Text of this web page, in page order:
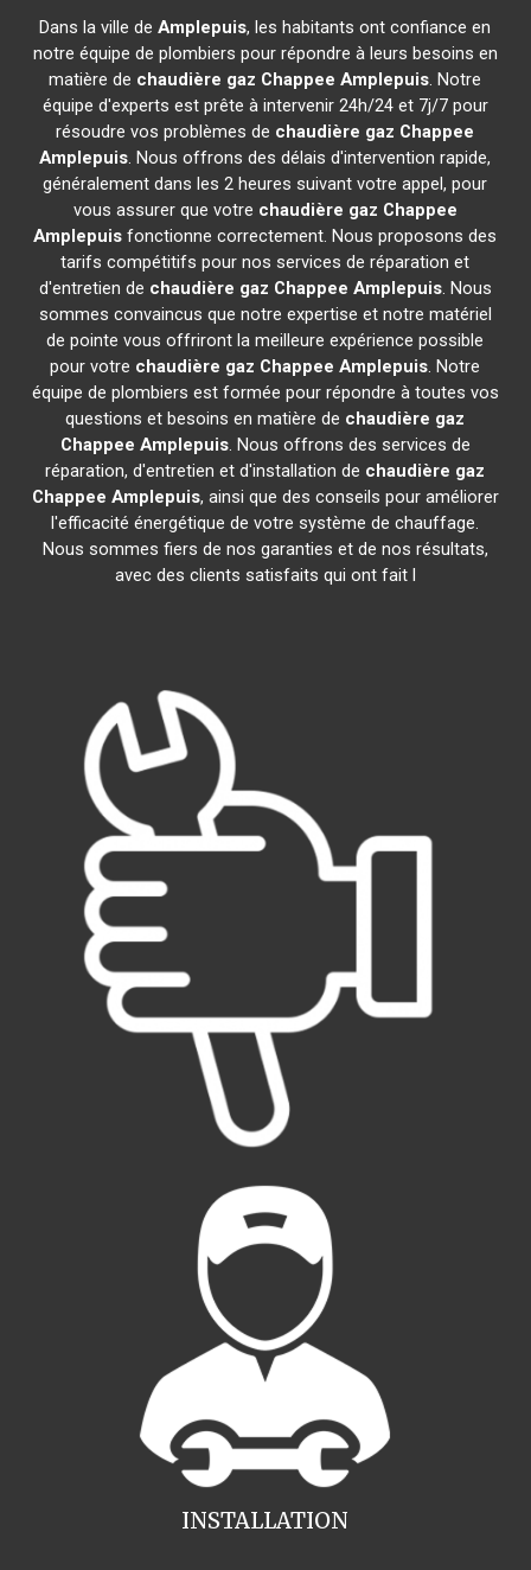
Dans la ville deAmplepuis, les habitants ont confiance en
notre équipe de plombiers pour répondre à leurs besoins en
matière de chaudière gaz Chappee Amplepuis. Notre
équipe d'experts est prête à intervenir 24h/24 et 7j/7 pour
résoudre vos problèmes de chaudière gaz Chappee
Amplepuis. Nous offrons des délais d'intervention rapide,
généralement dans les 2 heures suivant votre appel, pour
vous assurer que votre chaudière gaz Chappee
Amplepuis fonctionne correctement. Nous proposons des
tarifs compétitifs pour nos services de réparation et
d'entretien de chaudière gaz Chappee Amplepuis. Nous
sommes convaincus que notre expertise et notre matériel
de pointe vous offriront la meilleure expérience possible
pour votre chaudière gaz Chappee Amplepuis. Notre
équipe de plombiers est formée pour répondre à toutes vos
questions et besoins en matière de chaudière gaz
Chappee Amplepuis. Nous offrons des services de
réparation, d'entretien et d'installation de chaudière gaz
Chappee Amplepuis, ainsi que des conseils pour améliorer
l'efficacité énergétique de votre système de chauffage.
Nous sommes fiers de nos garanties et de nos résultats,
avec des clients satisfaits qui ont fait l
INSTALLATION